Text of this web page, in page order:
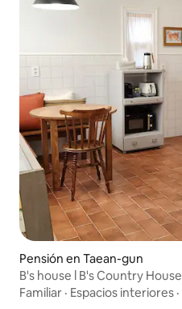
Pensión en Taean-gun
B's house l B's Country House
Familiar · Espacios interiores ·